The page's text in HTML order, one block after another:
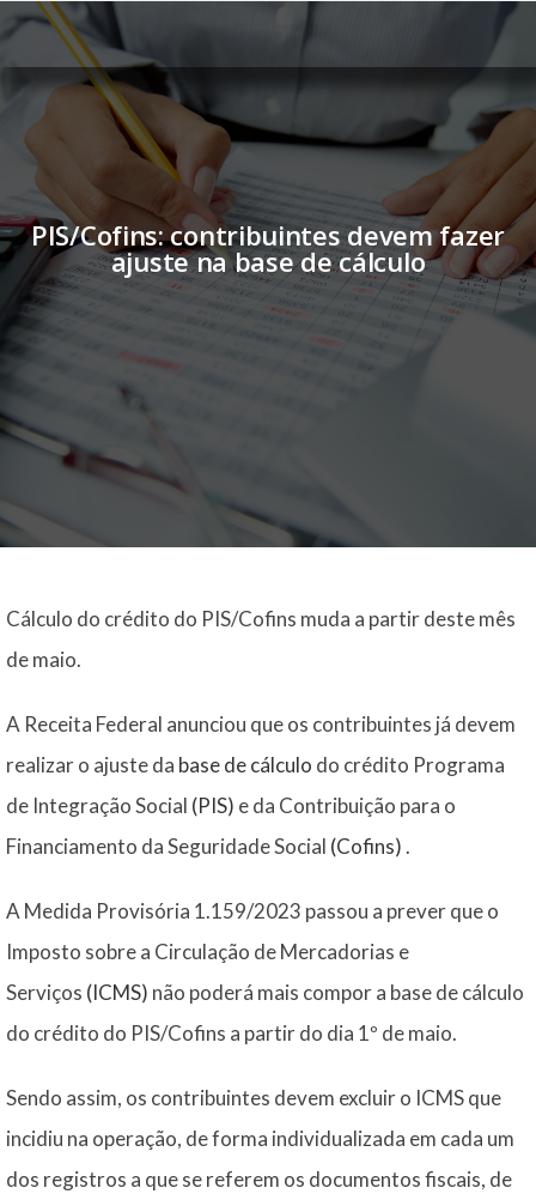
PIS/Cofins: contribuintes devem fazer
ajuste na base de cálculo
Cálculo do crédito do PIS/Cofins muda a partir deste mês
de maio.
A Receita Federal anunciou que os contribuintes já devem
realizar o ajuste da base de cálculo do crédito Programa
de Integração Social (PIS) e da Contribuição para o
Financiamento da Seguridade Social (Cofins).
A Medida Provisória 1.159/2023 passou a prever que o
Imposto sobre a Circulação de Mercadorias e
Serviços (ICMS) não poderá mais compor a base de cálculo
do crédito do PIS/Cofins a partir do dia 1º de maio.
Sendo assim, os contribuintes devem excluir o ICMS que
incidiu na operação, de forma individualizada em cada um
dos registros a que se referem os documentos fiscais, de